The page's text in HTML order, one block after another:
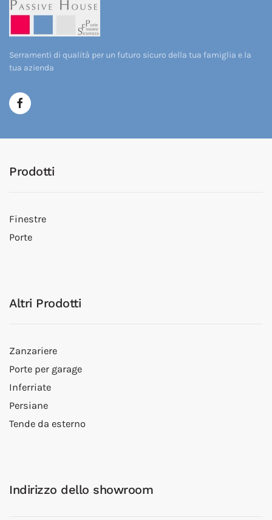
Serramenti di qualità per un futuro sicuro della tua famiglia e la
tua azienda
Prodotti
Finestre
Porte
Altri Prodotti
Zanzariere
Porte per garage
Inferriate
Persiane
Tende da esterno
Indirizzo dello showroom